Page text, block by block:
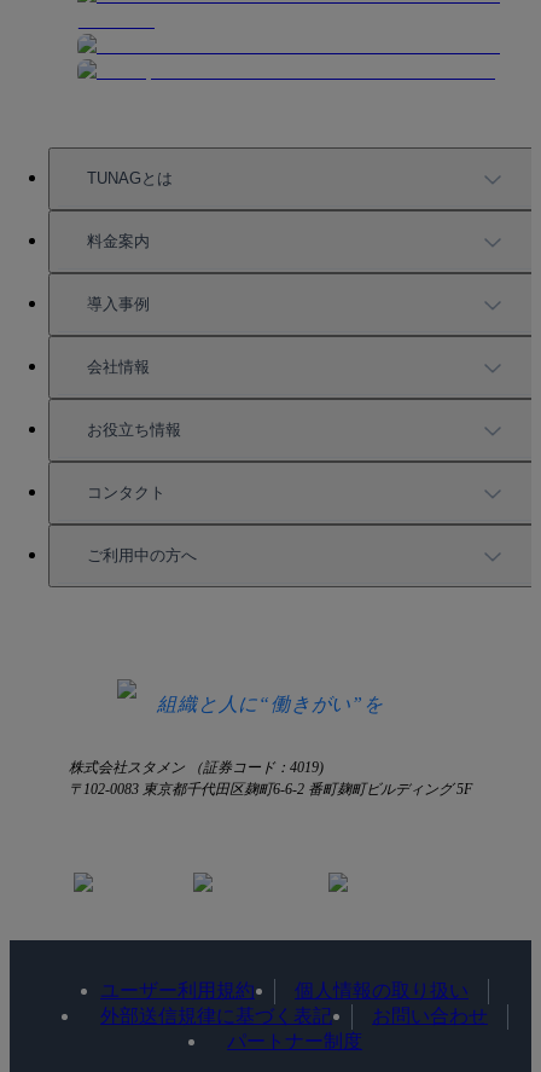
TUNAGとは
TUNAGの特徴
機能一覧
充実したサポート
料金案内
料金案内
導入事例
導入事例
活用方法
会社情報
会社情報
お役立ち情報
お役立ち資料一覧
セミナー情報
コンタクト
サービス資料請求
ご利用中の方へ
組織と人に“働きがい”を
株式会社スタメン （証券コード：4019)
〒102-0083 東京都千代田区麹町6-6-2 番町麹町ビルディング 5F
ユーザー利用規約
個人情報の取り扱い
外部送信規律に基づく表記
お問い合わせ
パートナー制度